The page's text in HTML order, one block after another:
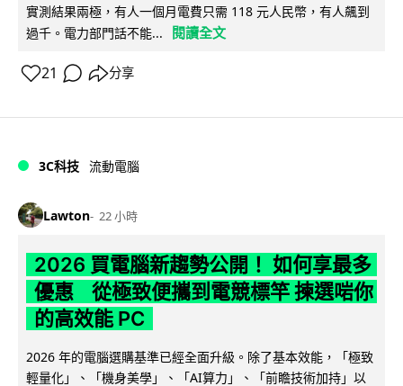
實測結果兩極，有人一個月電費只需 118 元人民幣，有人飆到
過千。電力部門話不能...
閱讀全文
21 分享
3C科技 流動電腦
Lawton 22 小時
2026 買電腦新趨勢公開！ 如何享最多
優惠 從極致便攜到電競標竿 揀選啱你
的高效能 PC
2026 年的電腦選購基準已經全面升級。除了基本效能，「極致
輕量化」、「機身美學」、「AI算力」、「前瞻技術加持」以